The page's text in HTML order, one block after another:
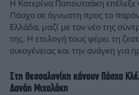
Η Κατερίνα Παπουτσάκη επέλεξε
Πάσχα σε άγνωστη προς το
Ελλάδα, μαζί με τον νέο της
της. Η επιλογή τους φέρει τη
οικογένειας και την ανάγκη για
Στη Θεσσαλονίκη κάνουν Πάσχα
Δανάη Μιχαλάκη